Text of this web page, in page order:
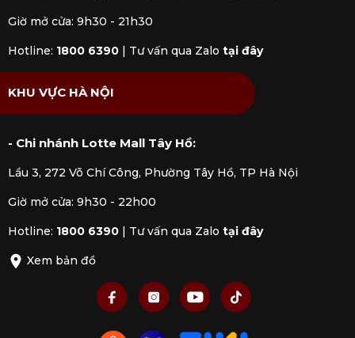
Giờ mở cửa: 9h30 - 21h30
Hotline: 1800 6390 | Tư vấn qua Zalo tại đây
KHU VỰC HÀ NỘI
- Chi nhánh Lotte Mall Tây Hồ:
Lầu 3, 272 Võ Chí Công, Phường Tây Hồ, TP Hà Nội
Giờ mở cửa: 9h30 - 22h00
Hotline: 1800 6390 | Tư vấn qua Zalo tại đây
Xem bản đồ